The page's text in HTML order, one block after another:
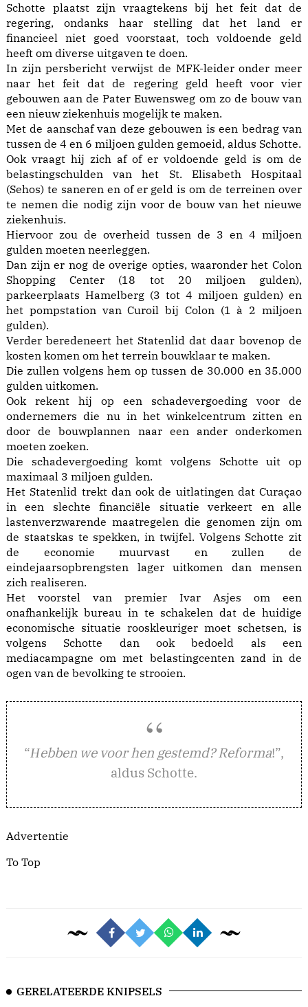
Schotte plaatst zijn vraagtekens bij het feit dat de
regering, ondanks haar stelling dat het land er
financieel niet goed voorstaat, toch voldoende geld
heeft om diverse uitgaven te doen.
In zijn persbericht verwijst de MFK-leider onder meer
naar het feit dat de regering geld heeft voor vier
gebouwen aan de Pater Euwensweg om zo de bouw van
een nieuw ziekenhuis mogelijk te maken.
Met de aanschaf van deze gebouwen is een bedrag van
tussen de 4 en 6 miljoen gulden gemoeid, aldus Schotte.
Ook vraagt hij zich af of er voldoende geld is om de
belastingschulden van het St. Elisabeth Hospitaal
(Sehos) te saneren en of er geld is om de terreinen over
te nemen die nodig zijn voor de bouw van het nieuwe
ziekenhuis.
Hiervoor zou de overheid tussen de 3 en 4 miljoen
gulden moeten neerleggen.
Dan zijn er nog de overige opties, waaronder het Colon
Shopping Center (18 tot 20 miljoen gulden),
parkeerplaats Hamelberg (3 tot 4 miljoen gulden) en
het pompstation van Curoil bij Colon (1 à 2 miljoen
gulden).
Verder beredeneert het Statenlid dat daar bovenop de
kosten komen om het terrein bouwklaar te maken.
Die zullen volgens hem op tussen de 30.000 en 35.000
gulden uitkomen.
Ook rekent hij op een schadevergoeding voor de
ondernemers die nu in het winkelcentrum zitten en
door de bouwplannen naar een ander onderkomen
moeten zoeken.
Die schadevergoeding komt volgens Schotte uit op
maximaal 3 miljoen gulden.
Het Statenlid trekt dan ook de uitlatingen dat Curaçao
in een slechte financiële situatie verkeert en alle
lastenverzwarende maatregelen die genomen zijn om
de staatskas te spekken, in twijfel. Volgens Schotte zit
de economie muurvast en zullen de
eindejaarsopbrengsten lager uitkomen dan mensen
zich realiseren.
Het voorstel van premier Ivar Asjes om een
onafhankelijk bureau in te schakelen dat de huidige
economische situatie rooskleuriger moet schetsen, is
volgens Schotte dan ook bedoeld als een
mediacampagne om met belastingcenten zand in de
ogen van de bevolking te strooien.
“Hebben we voor hen gestemd? Reforma!”,
aldus Schotte.
Advertentie
To Top
GERELATEERDE KNIPSELS